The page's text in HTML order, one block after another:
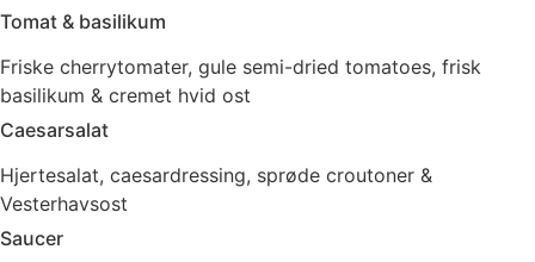
Tomat & basilikum
Friske cherrytomater, gule semi-dried tomatoes, frisk
basilikum & cremet hvid ost
Caesarsalat
Hjertesalat, caesardressing, sprøde croutoner &
Vesterhavsost
Saucer